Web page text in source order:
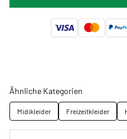
Ähnliche Kategorien
Midikleider Freizeitkleider